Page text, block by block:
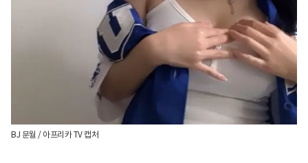
BJ 문월 / 아프리카 TV 캡처